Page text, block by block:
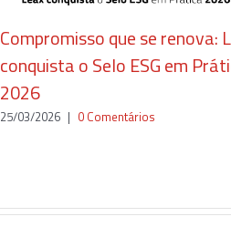
Compromisso que se renova:
conquista o Selo ESG em
2026
25/03/2026 | 0 Comentários